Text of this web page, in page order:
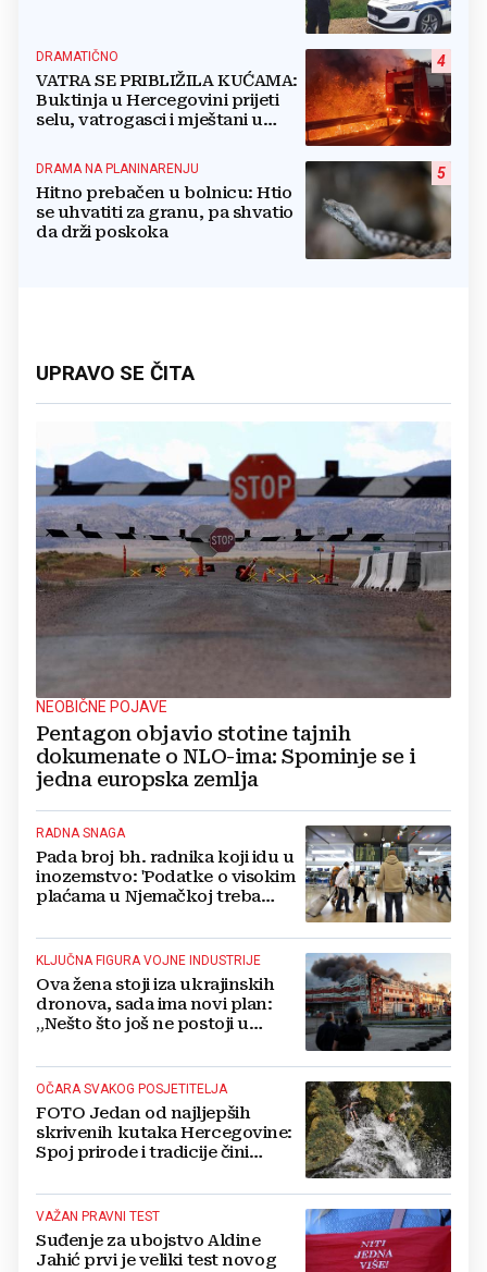
4
DRAMATIČNO
VATRA SE PRIBLIŽILA KUĆAMA:
Buktinja u Hercegovini prijeti
selu, vatrogasci i mještani u
5
DRAMA NA PLANINARENJU
Hitno prebačen u bolnicu: Htio
se uhvatiti za granu, pa shvatio
da drži poskoka
UPRAVO SE ČITA
NEOBIČNE POJAVE
Pentagon objavio stotine tajnih
dokumenate o NLO-ima: Spominje se i
jedna europska zemlja
RADNA SNAGA
Pada broj bh. radnika koji idu u
inozemstvo: 'Podatke o visokim
plaćama u Njemačkoj treba
KLJUČNA FIGURA VOJNE INDUSTRIJE
Ova žena stoji iza ukrajinskih
dronova, sada ima novi plan:
„Nešto što još ne postoji u
OČARA SVAKOG POSJETITELJA
FOTO Jedan od najljepših
skrivenih kutaka Hercegovine:
Spoj prirode i tradicije čini
destinacijom
VAŽAN PRAVNI TEST
Suđenje za ubojstvo Aldine
Jahić prvi je veliki test novog